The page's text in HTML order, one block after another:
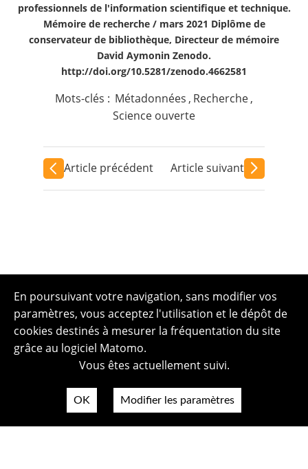
professionnels de l'information scientifique et technique.
Mémoire de recherche / mars 2021 Diplôme de
conservateur de bibliothèque, Directeur de mémoire
David Aymonin Zenodo.
http://doi.org/10.5281/zenodo.4662581
Mots-clés : Métadonnées , Recherche,
Science ouverte
Article précédent Article suivant
En poursuivant votre navigation, sans modifier vos
paramètres, vous acceptez l'utilisation et le dépôt de
cookies destinés à mesurer la fréquentation du site
grâce au logiciel Matomo.
Vous êtes actuellement suivi.
OK Modifier les paramètres